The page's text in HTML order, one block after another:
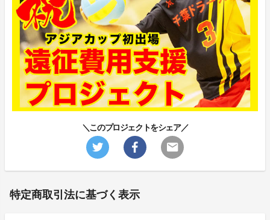
＼このプロジェクトをシェア／
特定商取引法に基づく表示